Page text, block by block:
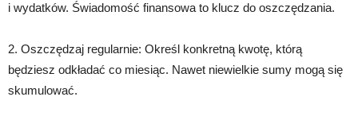
i wydatków. Świadomość finansowa to klucz do oszczędzania.
2. Oszczędzaj regularnie: Określ konkretną kwotę, którą
będziesz odkładać co miesiąc. Nawet niewielkie sumy mogą się
skumulować.